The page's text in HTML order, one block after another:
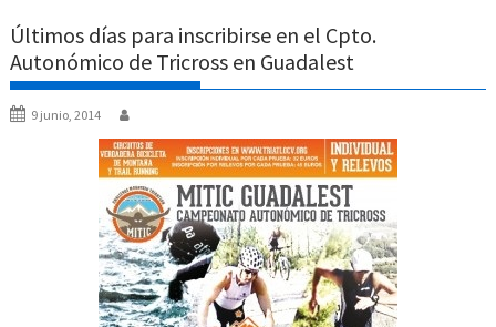
Últimos días para inscribirse en el Cpto.
Autonómico de Tricross en Guadalest
9 junio, 2014